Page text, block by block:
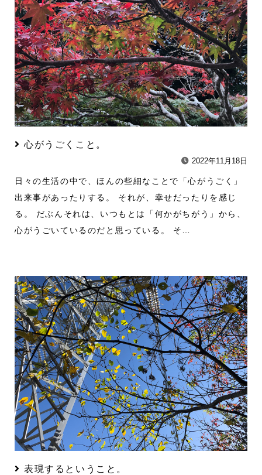
心がうごくこと。
2022年11月18日
日々の生活の中で、ほんの些細なことで「心がうごく」
出来事があったりする。 それが、幸せだったりを感じ
る。 だぶんそれは、いつもとは「何かがちがう」から、
心がうごいているのだと思っている。 そ…
表現するということ。